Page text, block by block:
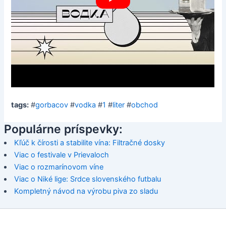
tags: #gorbacov #vodka #1 #liter #obchod
Populárne príspevky:
Kľúč k čírosti a stabilite vína: Filtračné dosky
Viac o festivale v Prievaloch
Viac o rozmarínovom víne
Viac o Niké lige: Srdce slovenského futbalu
Kompletný návod na výrobu piva zo sladu